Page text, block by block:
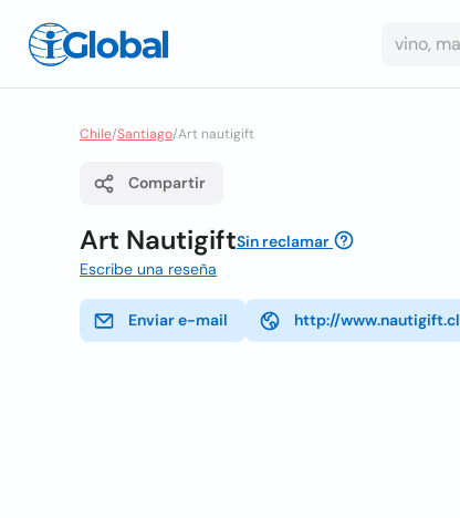
Chile/Santiago/Art nautigift
Compartir
Art NautigiftSin reclamar
Escribe una reseña
Enviar e-mail http://www.nautigift.cl